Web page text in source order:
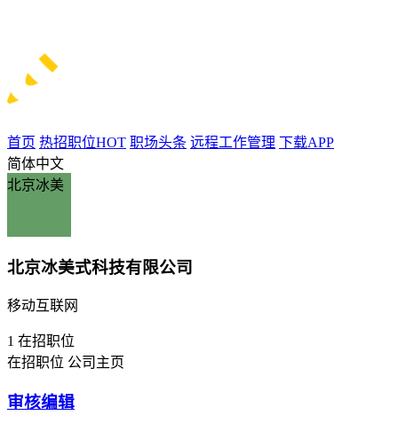
首页 热招职位HOT 职场头条 远程工作管理 下载APP
简体中文
北京冰美
北京冰美式科技有限公司
移动互联网
1 在招职位
在招职位 公司主页
审核编辑